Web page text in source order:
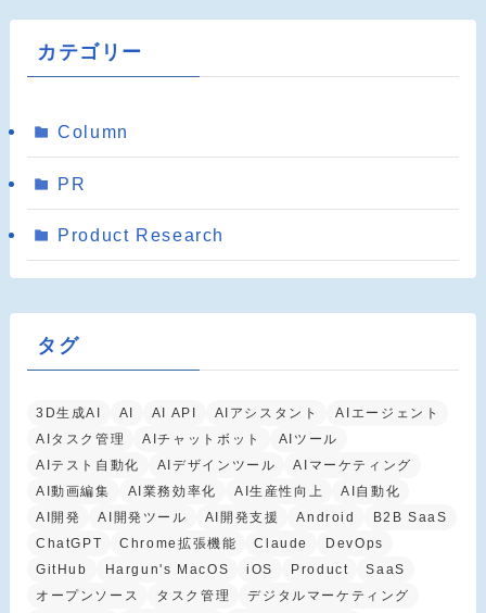
カテゴリー
Column
PR
Product Research
タグ
3D生成AI AI AI API AIアシスタント
AIエージェント
AIタスク管理
AIチャットボット
AIツール
AIテスト自動化
AIデザインツール
AIマーケティング
AI動画編集
AI業務効率化 AI生産性向上
AI自動化
AI開発
AI開発ツール AI開発支援 Android
B2B SaaS
ChatGPT
Chrome拡張機能 Claude
DevOps
GitHub
Hargun's MacOS iOS Product
SaaS
オープンソース
タスク管理
デジタルマーケティング